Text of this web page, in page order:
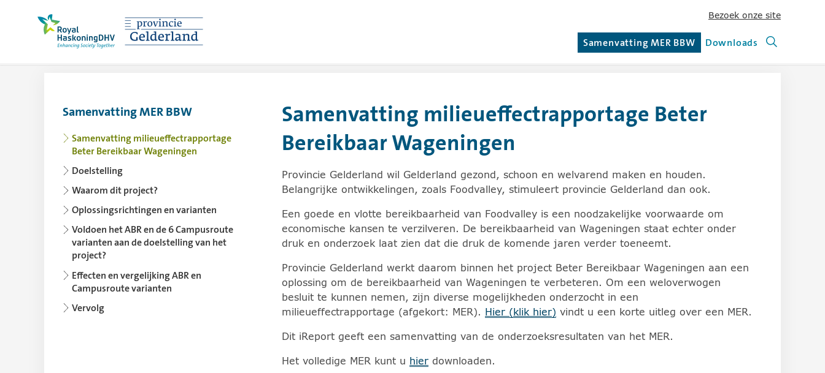
Royal HaskoningDHV, enhancing society together
Klik hier om naar de website van de provincie Gelderland te gaan.
Bezoek onze site
Samenvatting MER BBW
(huidige pagina) Downloads Zoeken
Gebruik de pijltoets links voor het inklappen en de pijltoets rechts voor het uitklappen van de sublijsten. Schermlezers kunnen dit gedrag
Samenvatting MER BBW
Samenvatting milieueffectrapportage
Beter Bereikbaar Wageningen
Doelstelling
Waarom dit project?
Oplossingsrichtingen en varianten
Voldoen het ABR en de 6 Campusroute
varianten aan de doelstelling van het
project?
Effecten en vergelijking ABR en
Campusroute varianten
Vervolg
Samenvatting milieueffectrapportage Beter
Bereikbaar Wageningen
Provincie Gelderland wil Gelderland gezond, schoon en welvarend maken en houden.
Belangrijke ontwikkelingen, zoals Foodvalley, stimuleert provincie Gelderland dan ook.
Een goede en vlotte bereikbaarheid van Foodvalley is een noodzakelijke voorwaarde om
economische kansen te verzilveren. De bereikbaarheid van Wageningen staat echter onder
druk en onderzoek laat zien dat die druk de komende jaren verder toeneemt.
Provincie Gelderland werkt daarom binnen het project Beter Bereikbaar Wageningen aan een
oplossing om de bereikbaarheid van Wageningen te verbeteren. Om een weloverwogen
besluit te kunnen nemen, zijn diverse mogelijkheden onderzocht in een
milieueffectrapportage (afgekort: MER). Hier (klik hier) vindt u een korte uitleg over een MER.
Dit iReport geeft een samenvatting van de onderzoeksresultaten van het MER.
Het volledige MER kunt u hier downloaden.